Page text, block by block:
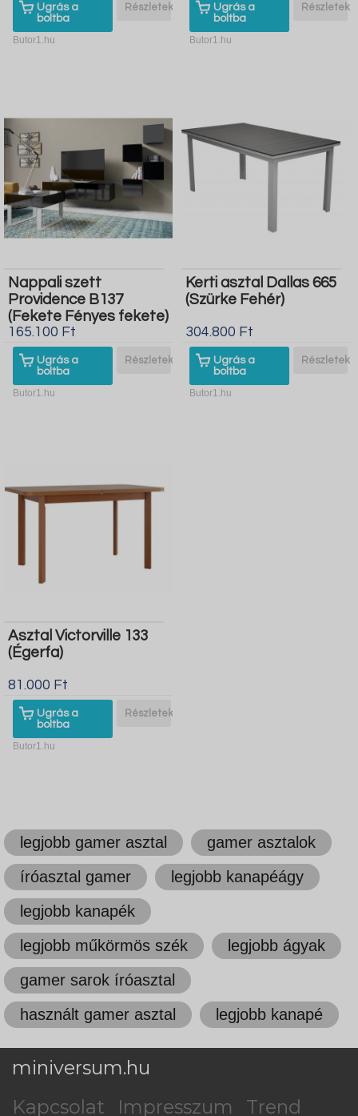
Ugrás a
boltba
Részletek
Butor1.hu
Ugrás a
boltba
Részletek
Butor1.hu
Nappali szett
Providence B137
(Fekete Fényes fekete)
165.100 Ft
Ugrás a
boltba
Részletek
Butor1.hu
Kerti asztal Dallas 665
(Szürke Fehér)
304.800 Ft
Ugrás a
boltba
Részletek
Butor1.hu
Asztal Victorville 133
(Égerfa)
81.000 Ft
Ugrás a
boltba
Részletek
Butor1.hu
legjobb gamer asztal
gamer asztalok
íróasztal gamer
legjobb kanapéágy
legjobb kanapék
legjobb műkörmös szék
legjobb ágyak
gamer sarok íróasztal
használt gamer asztal
legjobb kanapé
miniversum.hu
Kapcsolat
Impresszum Trend